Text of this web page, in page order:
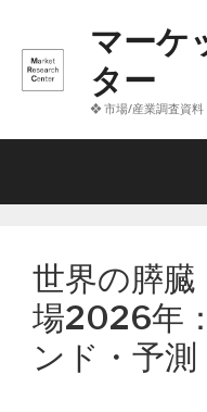
へ
マーケ
ター
❖ 市場/産業調査資料
世界の膵臓
場2026年
ンド・予測